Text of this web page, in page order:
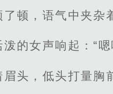
了顿，语气中夹杂
泼的女声响起：“
头，低头打量胸